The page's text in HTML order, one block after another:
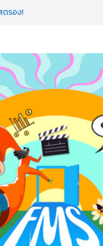
ตรอง!
รียนกับ มรภ.เลย ได้สกิล